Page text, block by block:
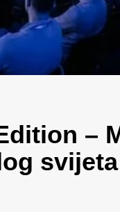
–
svijeta